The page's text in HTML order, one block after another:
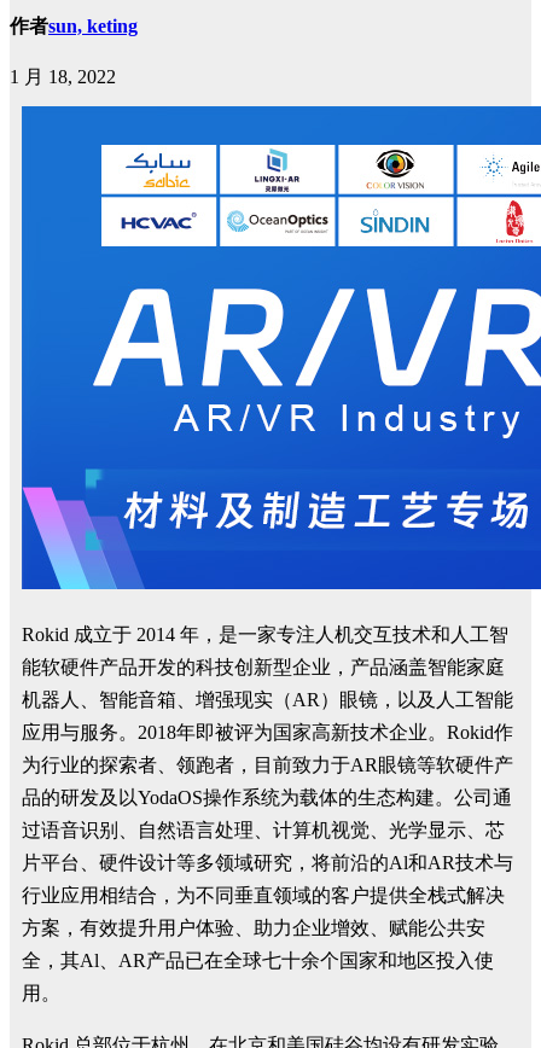
作者sun, keting
1 月 18, 2022
Rokid 成立于 2014 年，是一家专注人机交互技术和人工智
能软硬件产品开发的科技创新型企业，产品涵盖智能家庭
机器人、智能音箱、增强现实（AR）眼镜，以及人工智能
应用与服务。2018年即被评为国家高新技术企业。Rokid作
为行业的探索者、领跑者，目前致力于AR眼镜等软硬件产
品的研发及以YodaOS操作系统为载体的生态构建。公司通
过语音识别、自然语言处理、计算机视觉、光学显示、芯
片平台、硬件设计等多领域研究，将前沿的Al和AR技术与
行业应用相结合，为不同垂直领域的客户提供全栈式解决
方案，有效提升用户体验、助力企业增效、赋能公共安
全，其Al、AR产品已在全球七十余个国家和地区投入使
用。